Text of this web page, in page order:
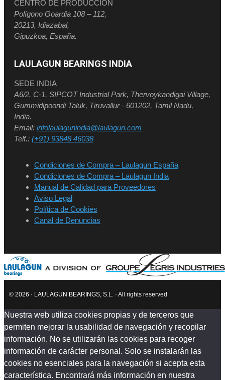
CENTRO DE PRODUCCIÓN
Polígono Goardia 108 – 112,
20213, Idiazabal,
Gipuzkoa, España.
LAULAGUN BEARINGS INDIA
SEDE INDIA
A6/2, C-1, SIPCOT Industrial Park, Thervoykandigai Village,
Gummidipoondi Taluk, Tiruvallur - 601202, Tamil Nadu,
India.
Email: infolaulagunindia@laulagun.com
Telf.: (+91) 93848 46038
Condiciones de Compra – Laulagun España
Condiciones de Compra – Laulagun India
Manual de Calidad para Proveedores
Aviso Legal
Política de Cookies
Canal de Denuncias
© 2026 · LAULAGUN BEARINGS, S.L. · All rights reserved
Nuestra web utiliza cookies propias y de terceros que
permiten mejorar la usabilidad de navegación y recopilar
información. No se utilizarán las cookies para recoger
información de carácter personal. Solo se instalarán las
cookies no esenciales para la navegación si acepta esta
característica. Encontrará más información en nuestra